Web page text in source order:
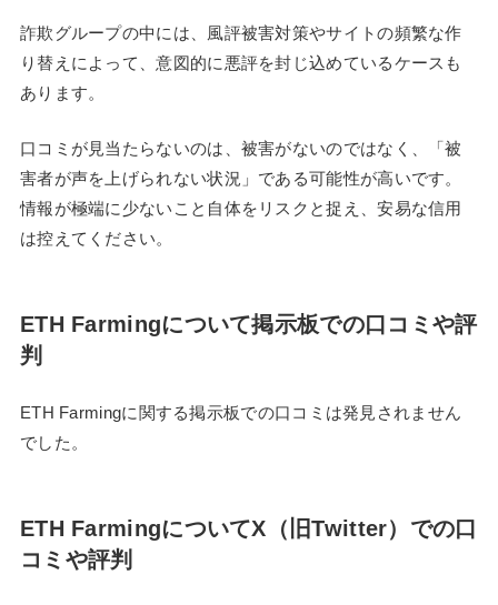
詐欺グループの中には、風評被害対策やサイトの頻繁な作
り替えによって、意図的に悪評を封じ込めているケースも
あります。
口コミが見当たらないのは、被害がないのではなく、「被
害者が声を上げられない状況」である可能性が高いです。
情報が極端に少ないこと自体をリスクと捉え、安易な信用
は控えてください。
ETH Farmingについて掲示板での口コミや評
判
ETH Farmingに関する掲示板での口コミは発見されません
でした。
ETH FarmingについてX（旧Twitter）での口
コミや評判